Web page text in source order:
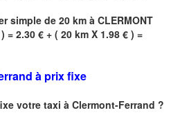
simple de 20 km à CLERMONT
) = 2.30 € + ( 20 km X 1.98 € ) =
à prix fixe
votre taxi à Clermont-Ferrand ?